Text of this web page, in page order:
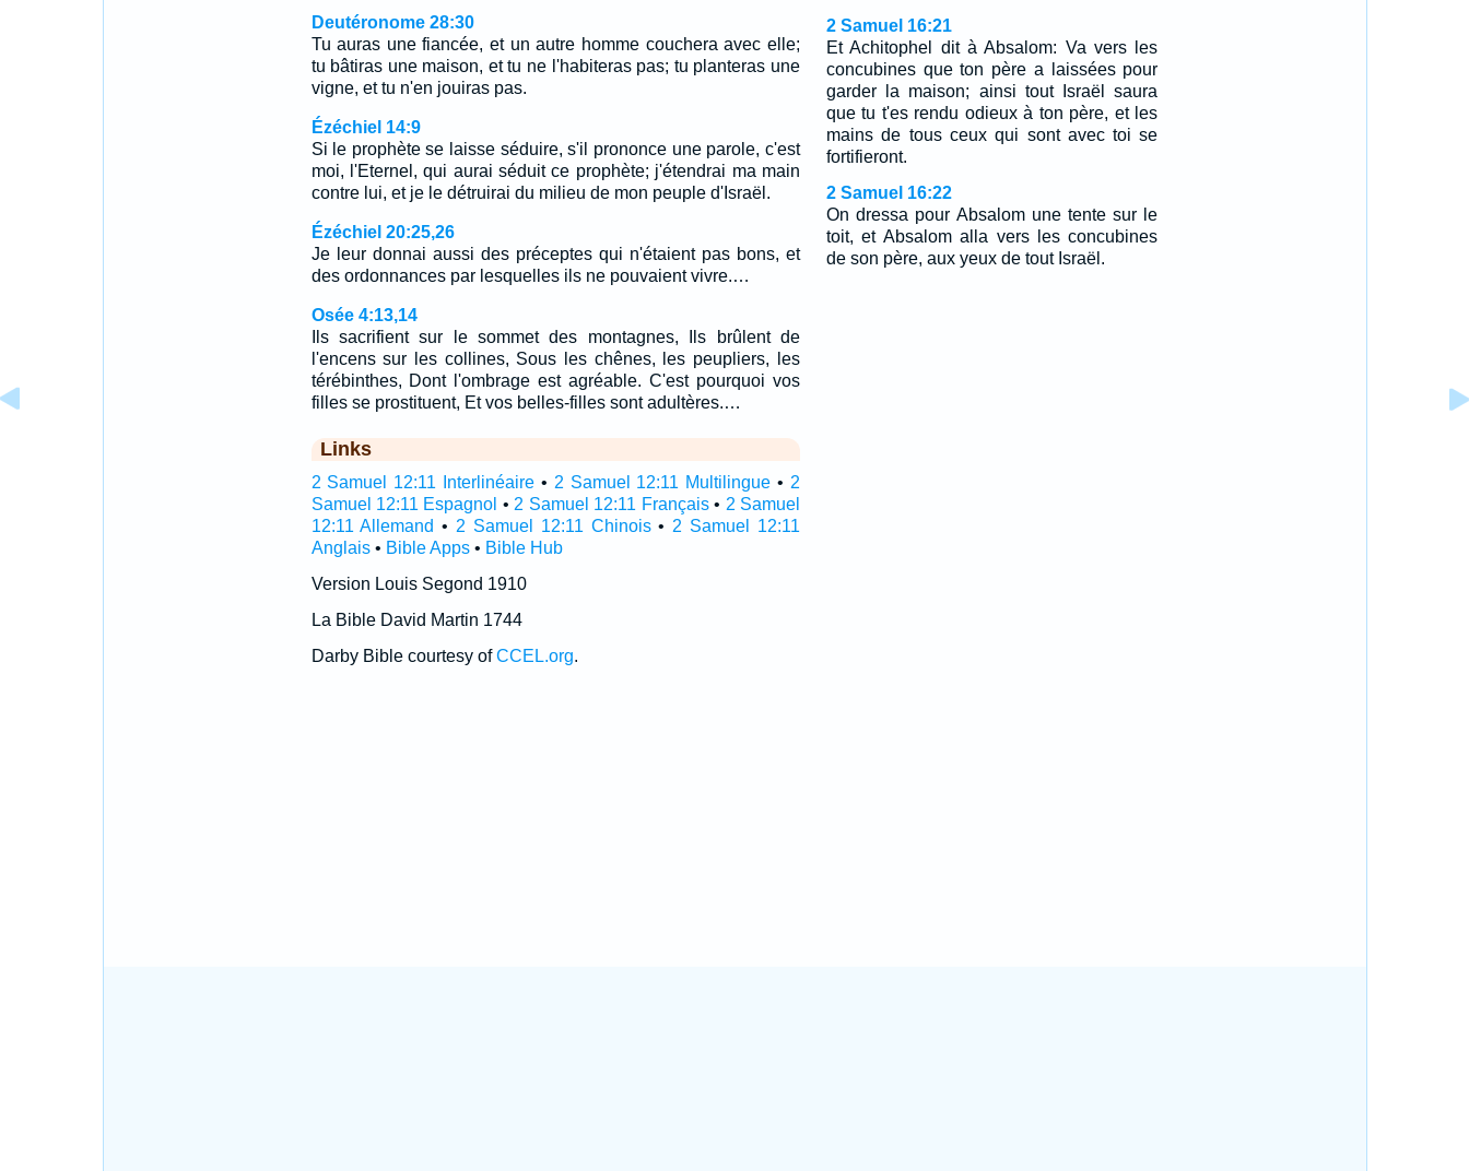
Deutéronome 28:30
Tu auras une fiancée, et un autre homme couchera avec elle;
tu bâtiras une maison, et tu ne l'habiteras pas; tu planteras une
vigne, et tu n'en jouiras pas.
Ézéchiel 14:9
Si le prophète se laisse séduire, s'il prononce une parole, c'est
moi, l'Eternel, qui aurai séduit ce prophète; j'étendrai ma main
contre lui, et je le détruirai du milieu de mon peuple d'Israël.
Ézéchiel 20:25,26
Je leur donnai aussi des préceptes qui n'étaient pas bons, et
des ordonnances par lesquelles ils ne pouvaient vivre.…
Osée 4:13,14
Ils sacrifient sur le sommet des montagnes, Ils brûlent de
l'encens sur les collines, Sous les chênes, les peupliers, les
térébinthes, Dont l'ombrage est agréable. C'est pourquoi vos
filles se prostituent, Et vos belles-filles sont adultères.…
Links
2 Samuel 12:11 Interlinéaire • 2 Samuel 12:11 Multilingue • 2
Samuel 12:11 Espagnol • 2 Samuel 12:11 Français• 2 Samuel
12:11 Allemand • 2 Samuel 12:11 Chinois• 2 Samuel 12:11
Anglais• Bible Apps• Bible Hub
Version Louis Segond 1910
La Bible David Martin 1744
Darby Bible courtesy ofCCEL.org.
2 Samuel 16:21
Et Achitophel dit à Absalom: Va vers les
concubines que ton père a laissées pour
garder la maison; ainsi tout Israël saura
que tu t'es rendu odieux à ton père, et les
mains de tous ceux qui sont avec toi se
fortifieront.
2 Samuel 16:22
On dressa pour Absalom une tente sur le
toit, et Absalom alla vers les concubines
de son père, aux yeux de tout Israël.